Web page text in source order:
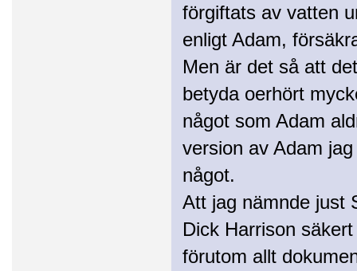
förgiftats av vatten
enligt Adam,
Men är det så att
betyda oerhört
något som Adam
version av Adam
något.
Att jag nämnde just
Dick Harrison
förutom allt